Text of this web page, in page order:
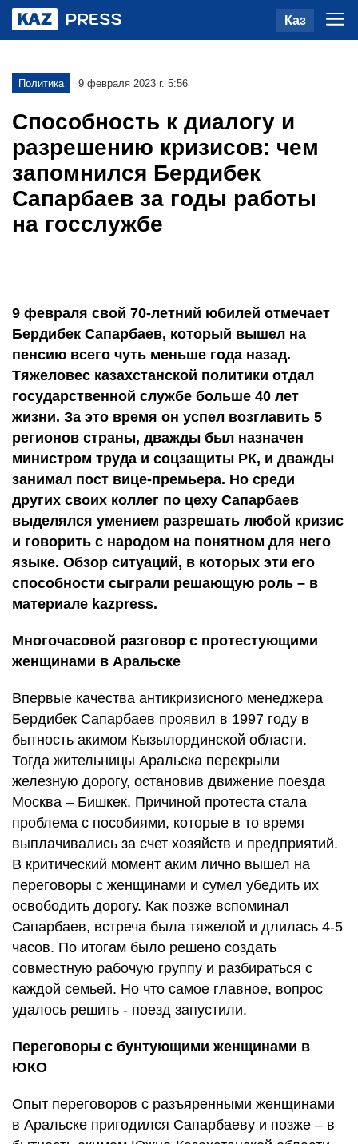
Каз
Политика 9 февраля 2023 г. 5:56
Способность к диалогу и
разрешению кризисов: чем
запомнился Бердибек
Сапарбаев за годы работы
на госслужбе
9 февраля свой 70-летний юбилей отмечает
Бердибек Сапарбаев, который вышел на
пенсию всего чуть меньше года назад.
Тяжеловес казахстанской политики отдал
государственной службе больше 40 лет
жизни. За это время он успел возглавить 5
регионов страны, дважды был назначен
министром труда и соцзащиты РК, и дважды
занимал пост вице-премьера. Но среди
других своих коллег по цеху Сапарбаев
выделялся умением разрешать любой кризис
и говорить с народом на понятном для него
языке. Обзор ситуаций, в которых эти его
способности сыграли решающую роль – в
материале kazpress.
Многочасовой разговор с протестующими
женщинами в Аральске
Впервые качества антикризисного менеджера
Бердибек Сапарбаев проявил в 1997 году в
бытность акимом Кызылординской области.
Тогда жительницы Аральска перекрыли
железную дорогу, остановив движение поезда
Москва – Бишкек. Причиной протеста стала
проблема с пособиями, которые в то время
выплачивались за счет хозяйств и предприятий.
В критический момент аким лично вышел на
переговоры с женщинами и сумел убедить их
освободить дорогу. Как позже вспоминал
Сапарбаев, встреча была тяжелой и длилась 4-5
часов. По итогам было решено создать
совместную рабочую группу и разбираться с
каждой семьей. Но что самое главное, вопрос
удалось решить - поезд запустили.
Переговоры с бунтующими женщинами в
ЮКО
Опыт переговоров с разъяренными женщинами
в Аральске пригодился Сапарбаеву и позже – в